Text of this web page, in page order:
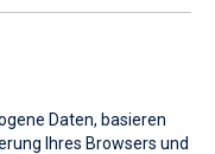
Daten, basieren
Ihres Browsers und